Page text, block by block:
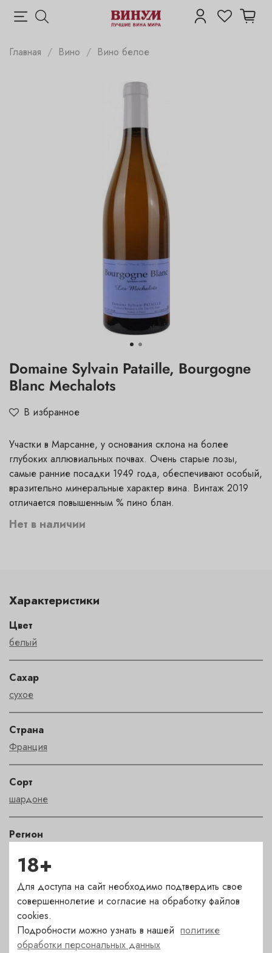
Главная Вино Вино белое
Domaine Sylvain Pataille, Bourgogne
Blanc Mechalots
В избранное
Нет в наличии
Участки в Марсанне, у основания склона на более
глубоких аллювиальных почвах. Очень старые лозы,
самые ранние посадки 1949 года, обеспечивают особый,
вразительно минеральные характер вина. Винтаж 2019
отличается повышенным % пино блан.
Характеристики
Цвет
белый
Сахар
сухое
Страна
Франция
Сорт
шардоне
Регион
Автор
Domaine Sylvain Pataille
Крепость
18+
Для доступа на сайт необходимо подтвердить свое
совершеннолетие и согласие на обработку файлов
cookies.
Подробности можно узнать в нашейполитике
обработки персональных данных